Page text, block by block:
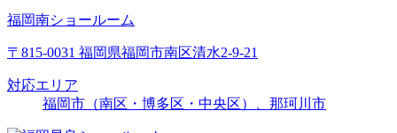
福岡南ショールーム
〒815-0031 福岡県福岡市南区清水2-9-21
対応エリア
福岡市（南区・博多区・中央区）、那珂川市